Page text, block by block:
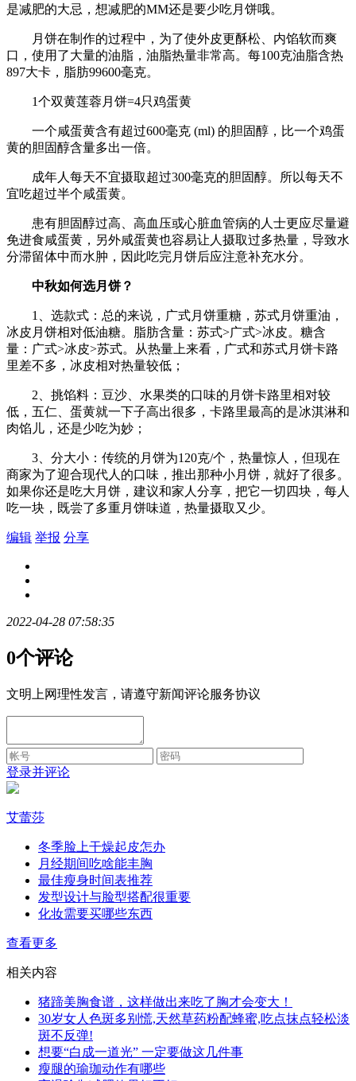
是减肥的大忌，想减肥的MM还是要少吃月饼哦。
月饼在制作的过程中，为了使外皮更酥松、内馅软而爽
口，使用了大量的油脂，油脂热量非常高。每100克油脂含热
897大卡，脂肪99600毫克。
1个双黄莲蓉月饼=4只鸡蛋黄
一个咸蛋黄含有超过600毫克 (ml) 的胆固醇，比一个鸡蛋
黄的胆固醇含量多出一倍。
成年人每天不宜摄取超过300毫克的胆固醇。所以每天不
宜吃超过半个咸蛋黄。
患有胆固醇过高、高血压或心脏血管病的人士更应尽量避
免进食咸蛋黄，另外咸蛋黄也容易让人摄取过多热量，导致水
分滞留体中而水肿，因此吃完月饼后应注意补充水分。
中秋如何选月饼？
1、选款式：总的来说，广式月饼重糖，苏式月饼重油，
冰皮月饼相对低油糖。脂肪含量：苏式>广式>冰皮。糖含
量：广式>冰皮>苏式。从热量上来看，广式和苏式月饼卡路
里差不多，冰皮相对热量较低；
2、挑馅料：豆沙、水果类的口味的月饼卡路里相对较
低，五仁、蛋黄就一下子高出很多，卡路里最高的是冰淇淋和
肉馅儿，还是少吃为妙；
3、分大小：传统的月饼为120克/个，热量惊人，但现在
商家为了迎合现代人的口味，推出那种小月饼，就好了很多。
如果你还是吃大月饼，建议和家人分享，把它一切四块，每人
吃一块，既尝了多重月饼味道，热量摄取又少。
编辑 举报 分享
2022-04-28 07:58:35
0个评论
文明上网理性发言，请遵守新闻评论服务协议
登录并评论
艾蕾莎
冬季脸上干燥起皮怎办
月经期间吃啥能丰胸
最佳瘦身时间表推荐
发型设计与脸型搭配很重要
化妆需要买哪些东西
查看更多
相关内容
猪蹄美胸食谱，这样做出来吃了胸才会变大！
30岁女人色斑多别慌,天然草药粉配蜂蜜,吃点抹点轻松淡
斑不反弹!
想要“白成一道光” 一定要做这几件事
瘦腿的瑜珈动作有哪些